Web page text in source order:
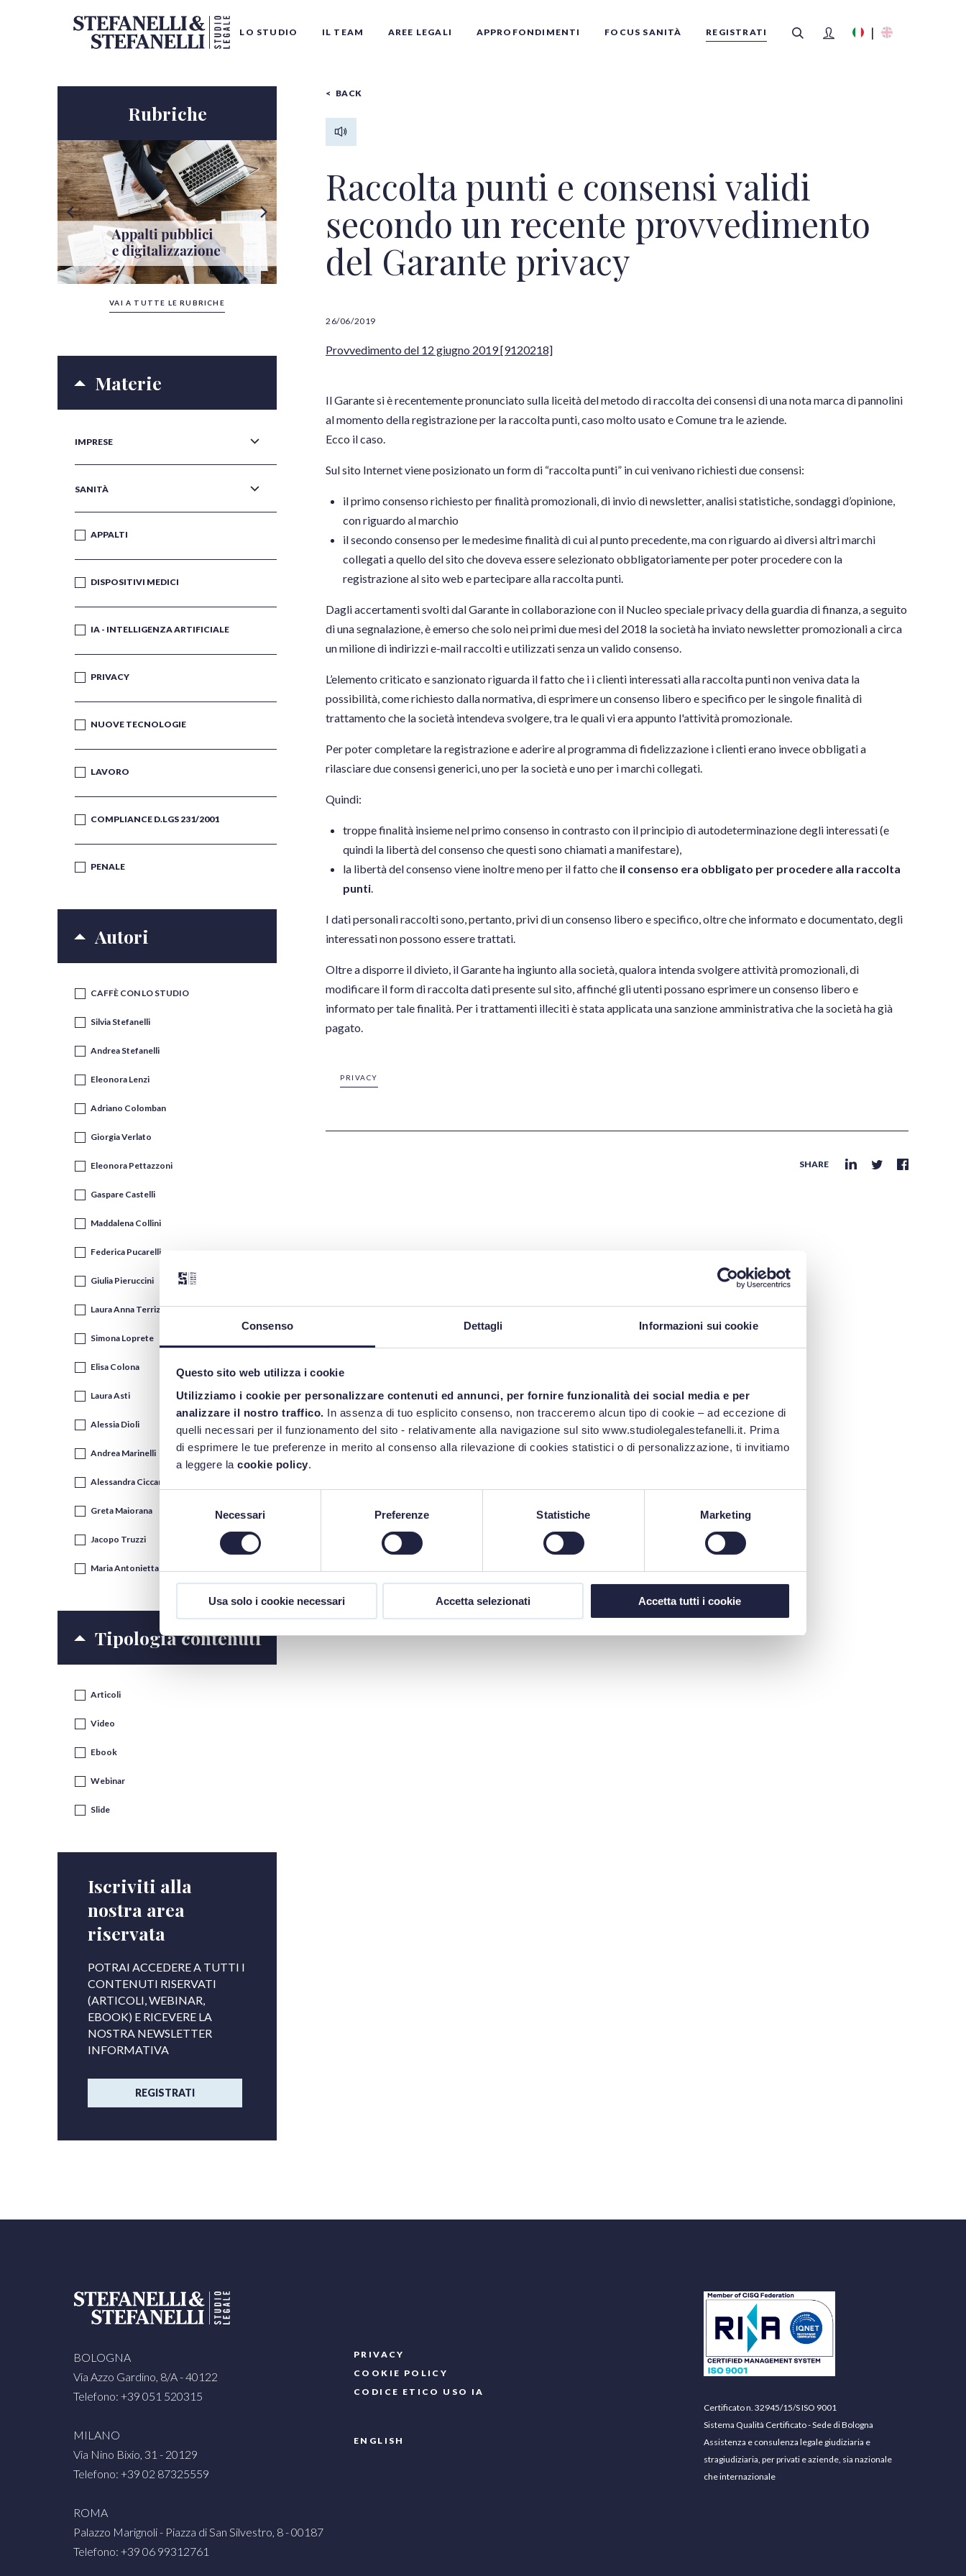
Consenso Dettagli Informazioni sui cookie
Questo sito web utilizza i cookie
Utilizziamo i cookie per personalizzare contenuti ed annunci, per fornire funzionalità dei social media e per
analizzare il nostro traffico. In assenza di tuo esplicito consenso, non tracceremo alcun tipo di cookie – ad eccezione di
quelli necessari per il funzionamento del sito - relativamente alla navigazione sul sito www.studiolegalestefanelli.it. Prima
di esprimere le tue preferenze in merito al consenso alla rilevazione di cookies statistici o di personalizzazione, ti invitiamo
a leggere la cookie policy.
Necessari Preferenze Statistiche Marketing
Usa solo i cookie necessari Accetta selezionati Accetta tutti i cookie
LO STUDIO IL TEAM AREE LEGALI APPROFONDIMENTI FOCUS SANITÀ REGISTRATI
Tutte le categorie Tutti gli autori
Rubriche
VAI A TUTTE LE RUBRICHE
Materie
IMPRESE
SANITÀ
APPALTI
DISPOSITIVI MEDICI
IA - INTELLIGENZA ARTIFICIALE
PRIVACY
NUOVE TECNOLOGIE
LAVORO
COMPLIANCE D.LGS 231/2001
PENALE
Autori
CAFFÈ CON LO STUDIO
Silvia Stefanelli
Andrea Stefanelli
Eleonora Lenzi
Adriano Colomban
Giorgia Verlato
Eleonora Pettazzoni
Gaspare Castelli
Maddalena Collini
Federica Pucarelli
Giulia Pieruccini
Laura Anna Terrizzi
Simona Loprete
Elisa Colona
Laura Asti
Alessia Dioli
Andrea Marinelli
Alessandra Ciccarelli
Greta Maiorana
Jacopo Truzzi
Maria Antonietta Portaluri
Tipologia contenuti
Articoli
Video
Ebook
Webinar
Slide
Iscriviti alla
nostra area
riservata
POTRAI ACCEDERE A TUTTI I
CONTENUTI RISERVATI
(ARTICOLI, WEBINAR,
EBOOK) E RICEVERE LA
NOSTRA NEWSLETTER
INFORMATIVA
REGISTRATI
BACK
Raccolta punti e consensi validi
secondo un recente provvedimento
del Garante privacy
26/06/2019
Provvedimento del 12 giugno 2019 [9120218]
Il Garante si è recentemente pronunciato sulla liceità del metodo di raccolta dei consensi di una nota marca di pannolini
al momento della registrazione per la raccolta punti, caso molto usato e Comune tra le aziende.
Ecco il caso.
Sul sito Internet viene posizionato un form di “raccolta punti” in cui venivano richiesti due consensi:
il primo consenso richiesto per finalità promozionali, di invio di newsletter, analisi statistiche, sondaggi d’opinione,
con riguardo al marchio
il secondo consenso per le medesime finalità di cui al punto precedente, ma con riguardo ai diversi altri marchi
collegati a quello del sito che doveva essere selezionato obbligatoriamente per poter procedere con la
registrazione al sito web e partecipare alla raccolta punti.
Dagli accertamenti svolti dal Garante in collaborazione con il Nucleo speciale privacy della guardia di finanza, a seguito
di una segnalazione, è emerso che solo nei primi due mesi del 2018 la società ha inviato newsletter promozionali a circa
un milione di indirizzi e-mail raccolti e utilizzati senza un valido consenso.
L’elemento criticato e sanzionato riguarda il fatto che i i clienti interessati alla raccolta punti non veniva data la
possibilità, come richiesto dalla normativa, di esprimere un consenso libero e specifico per le singole finalità di
trattamento che la società intendeva svolgere, tra le quali vi era appunto l'attività promozionale.
Per poter completare la registrazione e aderire al programma di fidelizzazione i clienti erano invece obbligati a
rilasciare due consensi generici, uno per la società e uno per i marchi collegati.
Quindi:
troppe finalità insieme nel primo consenso in contrasto con il principio di autodeterminazione degli interessati (e
quindi la libertà del consenso che questi sono chiamati a manifestare),
la libertà del consenso viene inoltre meno per il fatto che il consenso era obbligato per procedere alla raccolta
punti.
I dati personali raccolti sono, pertanto, privi di un consenso libero e specifico, oltre che informato e documentato, degli
interessati non possono essere trattati.
Oltre a disporre il divieto, il Garante ha ingiunto alla società, qualora intenda svolgere attività promozionali, di
modificare il form di raccolta dati presente sul sito, affinché gli utenti possano esprimere un consenso libero e
informato per tale finalità. Per i trattamenti illeciti è stata applicata una sanzione amministrativa che la società ha già
pagato.
PRIVACY
SHARE
BOLOGNA
Via Azzo Gardino, 8/A - 40122
Telefono: +39 051 520315
MILANO
Via Nino Bixio, 31 - 20129
Telefono: +39 02 87325559
ROMA
Palazzo Marignoli - Piazza di San Silvestro, 8 - 00187
Telefono: +39 06 99312761
PRIVACY
COOKIE POLICY
CODICE ETICO USO IA
ENGLISH
Certificato n. 32945/15/S ISO 9001
Sistema Qualità Certificato - Sede di Bologna
Assistenza e consulenza legale giudiziaria e
stragiudiziaria, per privati e aziende, sia nazionale
che internazionale